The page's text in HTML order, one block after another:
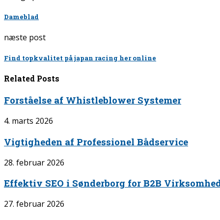
Dameblad
næste post
Find topkvalitet på japan racing her online
Related Posts
Forståelse af Whistleblower Systemer
4. marts 2026
Vigtigheden af Professionel Bådservice
28. februar 2026
Effektiv SEO i Sønderborg for B2B
27. februar 2026